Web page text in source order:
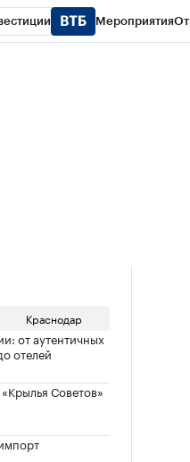
Мероприятия
Краснодар
от аутентичных
отелей
Советов»